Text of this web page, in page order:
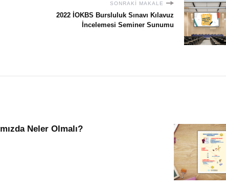
SONRAKI MAKALE
2022 İOKBS Bursluluk Sınavı Kılavuz
İncelemesi Seminer Sunumu
Neler Olmalı?